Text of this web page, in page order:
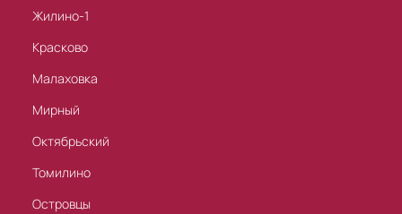
Жилино-1
Красково
Малаховка
Мирный
Октябрьский
Томилино
Островцы